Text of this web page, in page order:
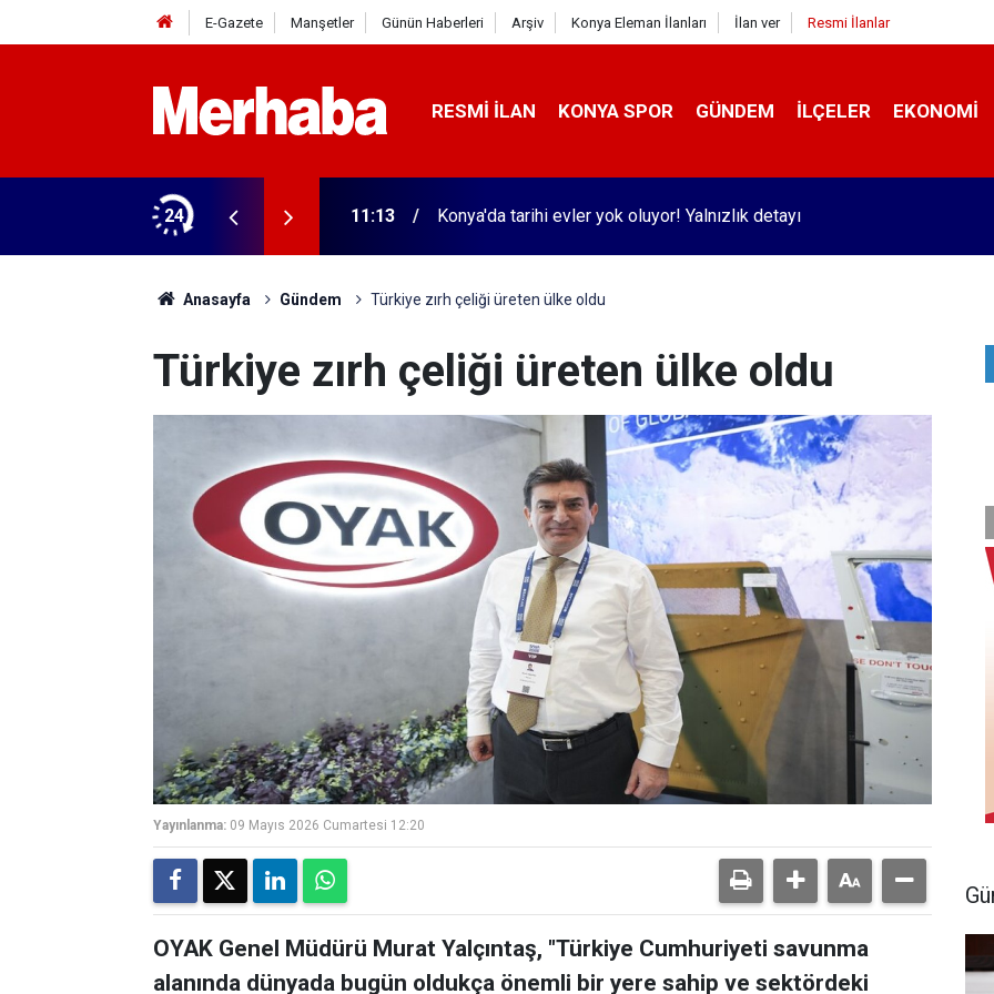
E-Gazete Manşetler Günün Haberleri Arşiv Konya Eleman İlanları İlan ver Resmi İlanlar
RESMI İLAN KONYA SPOR GÜNDEM İLÇELER EKONOMI
24 11:13 Konya'da tarihi evler yok oluyor! Yalnızlık detayı
Anasayfa Gündem Türkiye zırh çeliği üreten ülke oldu
Türkiye zırh çeliği üreten ülke oldu
Yayınlanma: 09 Mayıs 2026 Cumartesi 12:20
OYAK Genel Müdürü Murat Yalçıntaş, "Türkiye Cumhuriyeti savunma
alanında dünyada bugün oldukça önemli bir yere sahip ve sektördeki